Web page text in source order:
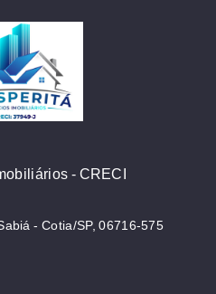
- CRECI
- Cotia/SP, 06716-575